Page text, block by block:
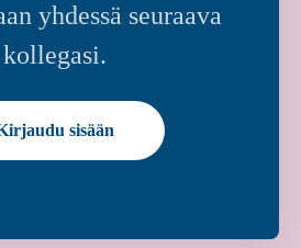
yhdessä seuraava
kollegasi.
sisään